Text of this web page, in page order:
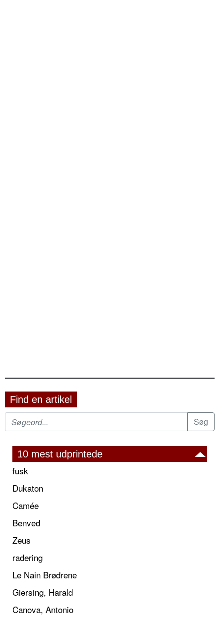
Find en artikel
10 mest udprintede
fusk
Dukaton
Camée
Benved
Zeus
radering
Le Nain Brødrene
Giersing, Harald
Canova, Antonio